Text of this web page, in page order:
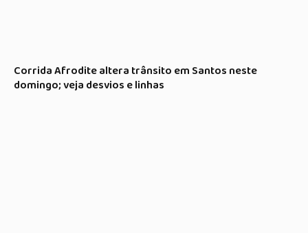
Corrida Afrodite altera trânsito em Santos neste
domingo; veja desvios e linhas